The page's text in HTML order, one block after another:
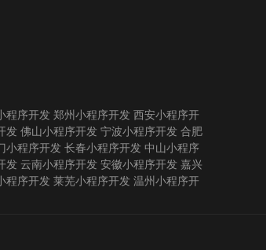
程序开发 郑州小程序开发 西安小程序开
发 佛山小程序开发 宁波小程序开发 合肥
小程序开发 长春小程序开发 中山小程序
发 云南小程序开发 安徽小程序开发 嘉兴
程序开发 莱芜小程序开发 温州小程序开